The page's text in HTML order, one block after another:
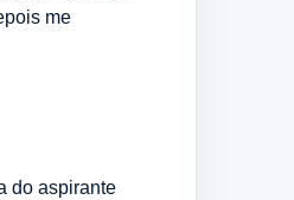
me
do aspirante